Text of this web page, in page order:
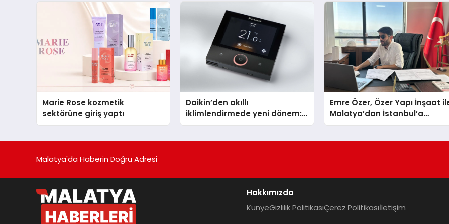
TSSA Düzenleyici Onaylarını
Aldı
Marie Rose kozmetik
sektörüne giriş yaptı
Daikin’den akıllı
iklimlendirmede yeni dönem:
Madoka Plus Türkiye’de
Emre Özer, Özer Yapı İnşaat
Malatya’dan İstanbul’a
Uzanan Başarı Hikâyesi
Malatya'da Haberin Doğru Adresi
Hakkımızda
KünyeGizlilik PolitikasıÇerez Politikasıİletişim